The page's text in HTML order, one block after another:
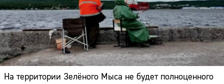
На территории Зелёного Мыса не будет полноценного